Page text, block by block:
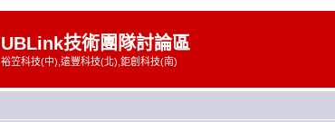
UBLink技術團隊討論區
裕笠科技(中),遠豐科技(北),鉅創科技(南)